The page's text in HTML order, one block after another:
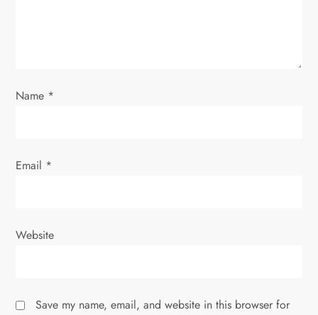
Name *
Email *
Website
Save my name, email, and website in this browser for